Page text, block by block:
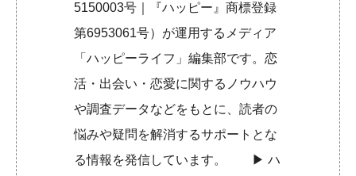
5150003号｜『ハッピー』商標登録
第6953061号）が運用するメディア
「ハッピーライフ」編集部です。恋
活・出会い・恋愛に関するノウハウ
や調査データなどをもとに、読者の
悩みや疑問を解消するサポートとな
る情報を発信しています。 ▶︎ハ